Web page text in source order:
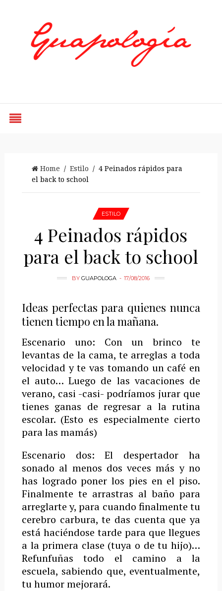
Home / Estilo / 4 Peinados rápidos para
el back to school
ESTILO
4 Peinados rápidos
para el back to school
BYGUAPOLOGA 17/08/2016
Ideas perfectas para quienes nunca
tienen tiempo en la mañana.
Escenario uno: Con un brinco te
levantas de la cama, te arreglas a toda
velocidad y te vas tomando un café en
el auto… Luego de las vacaciones de
verano, casi -casi- podríamos jurar que
tienes ganas de regresar a la rutina
escolar. (Esto es especialmente cierto
para las mamás)
Escenario dos: El despertador ha
sonado al menos dos veces más y no
has logrado poner los pies en el piso.
Finalmente te arrastras al baño para
arreglarte y, para cuando finalmente tu
cerebro carbura, te das cuenta que ya
está haciéndose tarde para que llegues
a la primera clase (tuya o de tu hijo)…
Refunfuñas todo el camino a la
escuela, sabiendo que, eventualmente,
tu humor mejorará.